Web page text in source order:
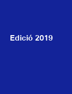
Edició 2019